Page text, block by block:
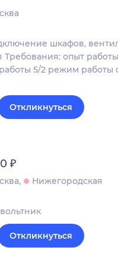
шкафов,
Требования: опыт
5/2 режим работы
Откликнуться
₽
Нижегородская
Откликнуться